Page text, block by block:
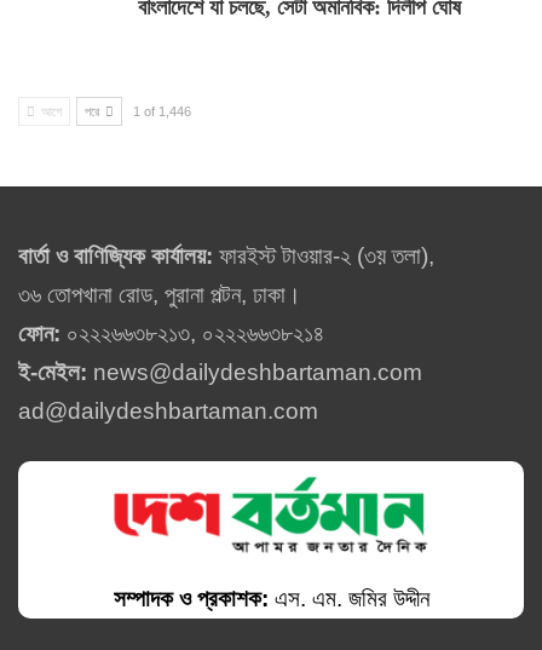
বাংলাদেশে যা চলছে, সেটা অমানবিক: দিলীপ ঘোষ
আগে পরে 1 of 1,446
বার্তা ও বাণিজ্যিক কার্যালয়: ফারইস্ট টাওয়ার-২ (৩য় তলা),
৩৬ তোপখানা রোড, পুরানা পল্টন, ঢাকা।
ফোন: ০২২২৬৬৩৮২১৩, ০২২২৬৬৩৮২১৪
ই-মেইল: news@dailydeshbartaman.com
ad@dailydeshbartaman.com
সম্পাদক ও প্রকাশক: এস. এম. জমির উদ্দীন